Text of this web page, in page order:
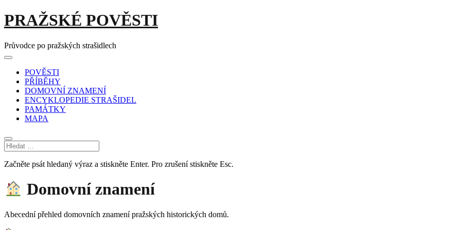
Skip
to
PRAŽSKÉ POVĚSTI
Průvodce po pražských strašidlech
Menu
POVĚSTI
PŘÍBĚHY
DOMOVNÍ ZNAMENÍ
ENCYKLOPEDIE STRAŠIDEL
PAMÁTKY
MAPA
Začněte psát hledaný výraz a stiskněte Enter. Pro zrušení stiskněte Esc.
Domovní znamení
Abecední přehled domovních znamení pražských historických domů.